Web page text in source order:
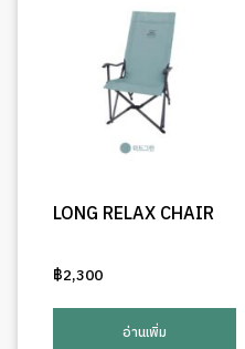
LONG RELAX CHAIR
฿2,300
อ่านเพิ่ม